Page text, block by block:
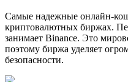
Самые надежные онлайн-
криптовалютных биржах.
занимает Binance. Это
поэтому биржа уделяет
безопасности.